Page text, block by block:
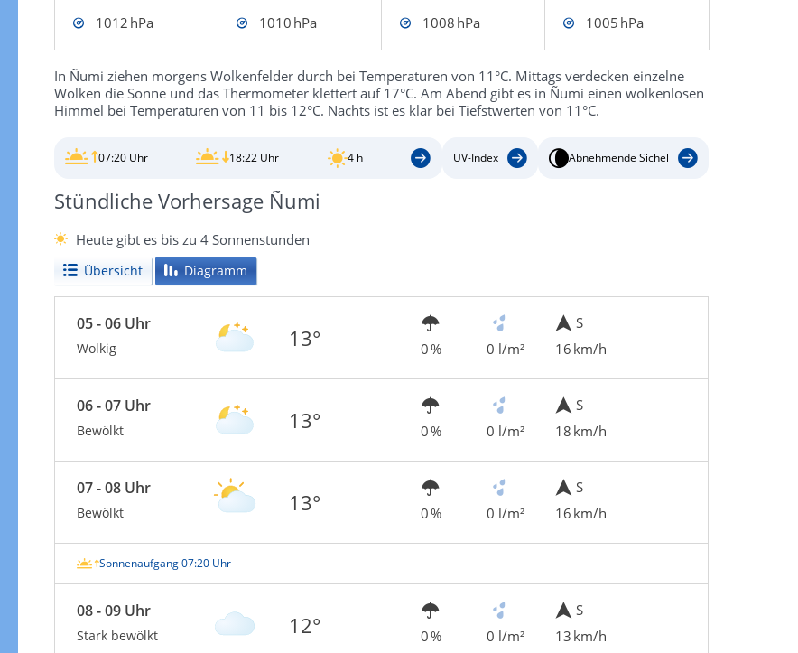
1012 hPa
1010 hPa 1008 hPa 1005 hPa
In Ñumi ziehen morgens Wolkenfelder durch bei Temperaturen von 11°C. Mittags verdecken einzelne
Wolken die Sonne und das Thermometer klettert auf 17°C. Am Abend gibt es in Ñumi einen wolkenlosen
Himmel bei Temperaturen von 11 bis 12°C. Nachts ist es klar bei Tiefstwerten von 11°C.
07:20 Uhr 18:22 Uhr 4 h UV-Index Abnehmende Sichel
Stündliche Vorhersage Ñumi
Heute gibt es bis zu 4 Sonnenstunden
Übersicht Diagramm
05 - 06 Uhr
Wolkig 13° 0 % 0 l/m²
S
16 km/h
06 - 07 Uhr
Bewölkt 13° 0 % 0 l/m²
S
18 km/h
07 - 08 Uhr
Bewölkt 13° 0 % 0 l/m²
S
16 km/h
Sonnenaufgang 07:20 Uhr
08 - 09 Uhr
Stark bewölkt 12° 0 % 0 l/m²
S
13 km/h